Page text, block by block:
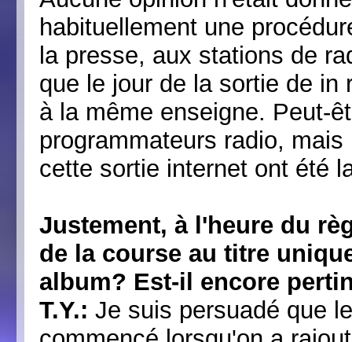
habituellement une
la presse, aux stations de
que le jour de la sortie de in
à la même enseigne. Peut-
programmateurs radio,
cette sortie internet ont été
Justement, à l'heure du
de la course au titre
album? Est-il encore
T.Y.: Je suis persuadé que